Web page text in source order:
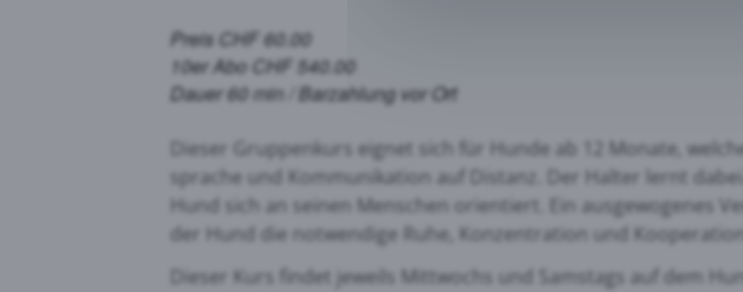
Preis CHF 60.00
10er Abo CHF 540.00
Dauer 60 min / Barzahlung vor Ort
Dieser Gruppenkurs eignet sich für Hunde ab 12 Monate,
sprache und Kommunikation auf Distanz. Der Halter lernt
Hund sich an seinen Menschen orientiert. Ein ausgewogenes
der Hund die notwendige Ruhe, Konzentration und
Dieser Kurs findet jeweils Mittwochs und Samstags auf dem